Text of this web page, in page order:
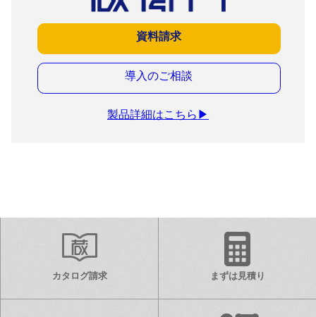
資料請求
導入のご相談
製品詳細はこちら ▶
カタログ請求 まずは見積り